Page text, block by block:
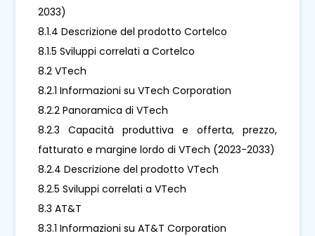
2033)
8.1.4 Descrizione del prodotto Cortelco
8.1.5 Sviluppi correlati a Cortelco
8.2 VTech
8.2.1 Informazioni su VTech Corporation
8.2.2 Panoramica di VTech
8.2.3 Capacità produttiva e offerta, prezzo,
fatturato e margine lordo di VTech (2023-2033)
8.2.4 Descrizione del prodotto VTech
8.2.5 Sviluppi correlati a VTech
8.3 AT&T
8.3.1 Informazioni su AT&T Corporation